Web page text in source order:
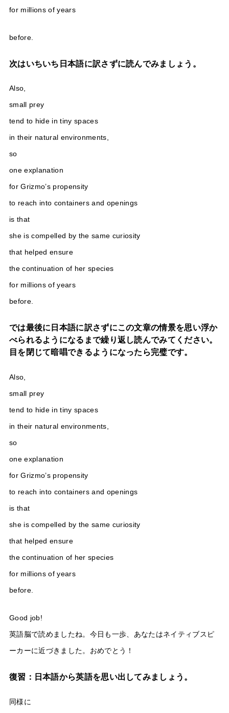
for millions of years
before.
次はいちいち日本語に訳さずに読んでみましょう。
Also,
small prey
tend to hide in tiny spaces
in their natural environments,
so
one explanation
for Grizmo’s propensity
to reach into containers and openings
is that
she is compelled by the same curiosity
that helped ensure
the continuation of her species
for millions of years
before.
では最後に日本語に訳さずにこの文章の情景を思い浮か
べられるようになるまで繰り返し読んでみてください。
目を閉じて暗唱できるようになったら完璧です。
Also,
small prey
tend to hide in tiny spaces
in their natural environments,
so
one explanation
for Grizmo’s propensity
to reach into containers and openings
is that
she is compelled by the same curiosity
that helped ensure
the continuation of her species
for millions of years
before.
Good job!
英語脳で読めましたね。今日も一歩、あなたはネイティブスピ
ーカーに近づきました。おめでとう！
復習：日本語から英語を思い出してみましょう。
同様に